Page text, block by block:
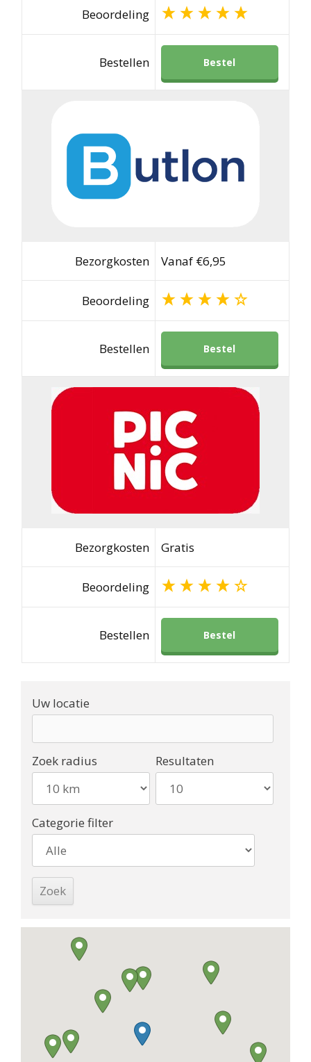
Beoordeling
Bestellen Bestel
Bezorgkosten Vanaf €6,95
Beoordeling
Bestellen Bestel
Bezorgkosten Gratis
Beoordeling
Bestellen Bestel
Uw locatie
Zoek radius Resultaten
Categorie filter